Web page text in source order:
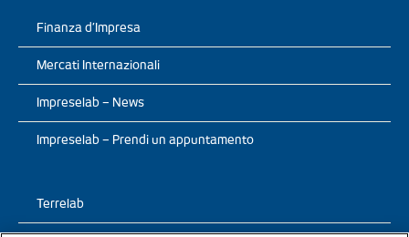
Finanza d’Impresa
Mercati Internazionali
Impreselab – News
Impreselab – Prendi un appuntamento
Terrelab